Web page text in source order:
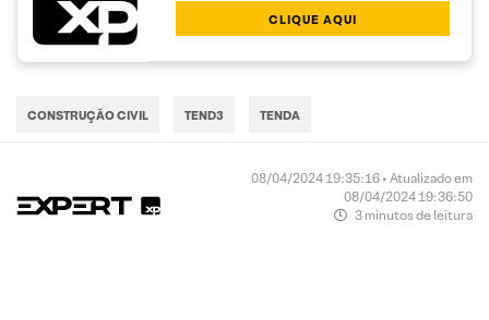
CLIQUE AQUI
CONSTRUÇÃO CIVIL TEND3 TENDA
08/04/2024 19:35:16 • Atualizado em
08/04/2024 19:36:50
3 minutos de leitura